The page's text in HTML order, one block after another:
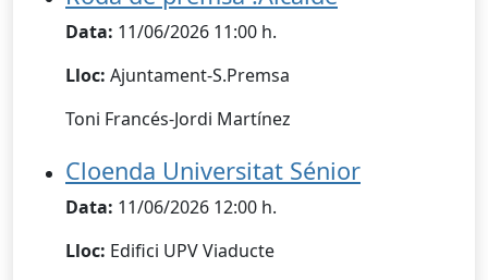
Data: 11/06/2026 11:00 h.
Lloc: Ajuntament-S.Premsa
Toni Francés-Jordi Martínez
Cloenda Universitat Sénior
Data: 11/06/2026 12:00 h.
Lloc: Edifici UPV Viaducte